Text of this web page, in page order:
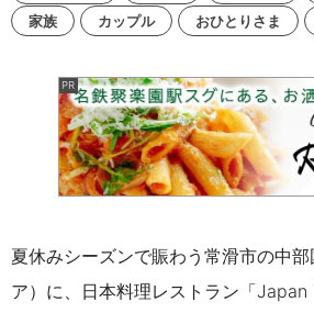
家族
カップル おひとりさま
夏休みシーズンで賑わう常滑市の中
ア）に、日本料理レストラン「Japan